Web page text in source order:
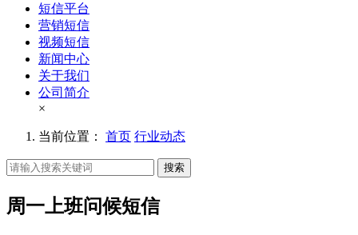
短信平台
营销短信
视频短信
新闻中心
关于我们
公司简介
×
当前位置： 首页 行业动态
搜索
周一上班问候短信